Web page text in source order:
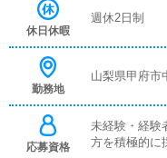
と思います。
休日休暇
週休2日制
勤務地
山梨県甲府市
応募資格
未経験・経験
方を積極的に